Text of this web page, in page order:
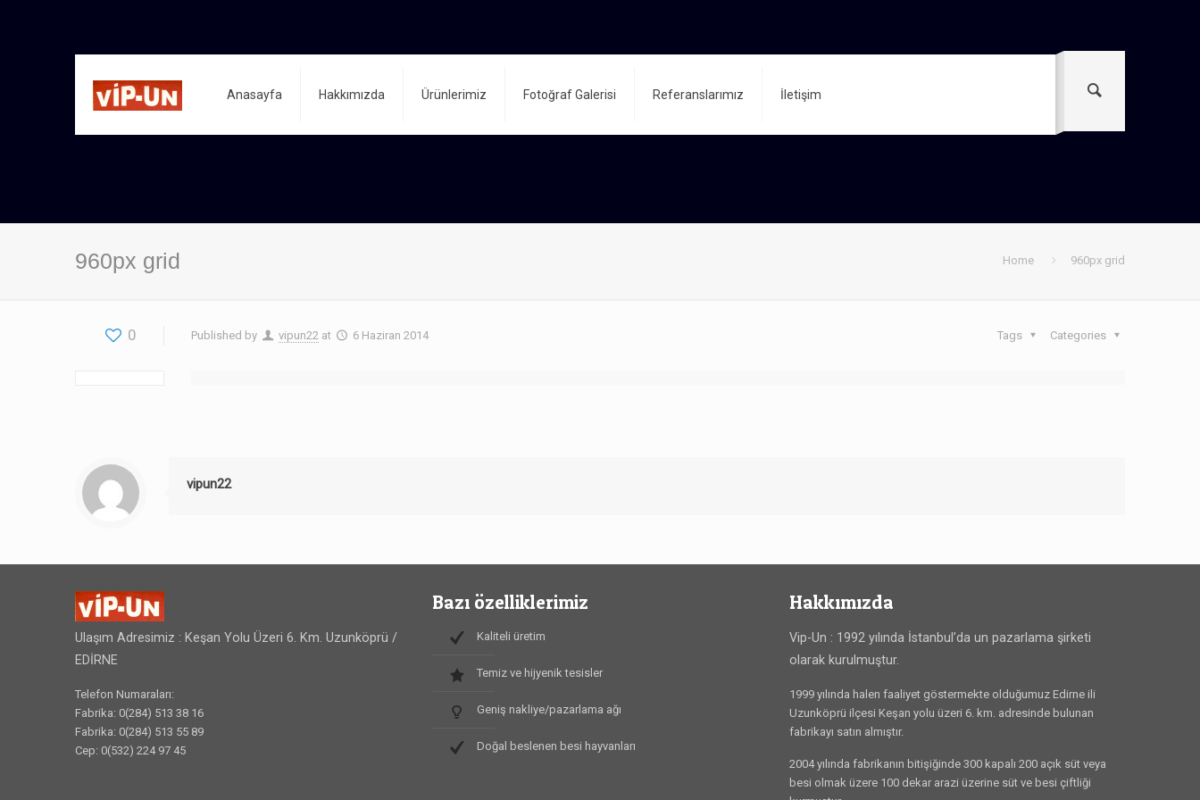
Anasayfa Hakkımızda Ürünlerimiz Fotoğraf Galerisi Referanslarımız İletişim
960px grid Home 960px grid
0 Published by vipun22 at 6 Haziran 2014 Categories
Tags
vipun22
Ulaşım Adresimiz : Keşan Yolu Üzeri 6. Km. Uzunköprü /
EDİRNE
Telefon Numaraları:
Fabrika: 0(284) 513 38 16
Fabrika: 0(284) 513 55 89
Cep: 0(532) 224 97 45
Bazı özelliklerimiz
Kaliteli üretim
Temiz ve hijyenik tesisler
Geniş nakliye/pazarlama ağı
Doğal beslenen besi hayvanları
Hakkımızda
Vip-Un : 1992 yılında İstanbul’da un pazarlama şirketi
olarak kurulmuştur.
1999 yılında halen faaliyet göstermekte olduğumuz Edirne ili
Uzunköprü ilçesi Keşan yolu üzeri 6. km. adresinde bulunan
fabrikayı satın almıştır.
2004 yılında fabrikanın bitişiğinde 300 kapalı 200 açık süt veya
besi olmak üzere 100 dekar arazi üzerine süt ve besi çiftliği